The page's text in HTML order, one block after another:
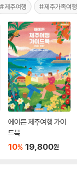
#제주여행 #제주가족여행
에이든 제주여행 가이
드북
10% 19,800원